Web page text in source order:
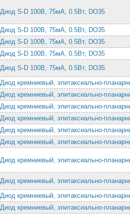
Диод S-D 100В, 75мА, 0.5Вт, DO35
Диод S-D 100В, 75мА, 0.5Вт, DO35
Диод S-D 100В, 75мА, 0.5Вт, DO35
Диод S-D 100В, 75мА, 0.5Вт, DO35
Диод S-D 100В, 75мА, 0.5Вт, DO35
Диод кремниевый, эпитаксиально-
Диод кремниевый, эпитаксиально-
Диод кремниевый, эпитаксиально-
Диод кремниевый, эпитаксиально-
Диод кремниевый, эпитаксиально-
Диод кремниевый, эпитаксиально-
Диод кремниевый, эпитаксиально-
Диод кремниевый, эпитаксиально-
Диод кремниевый, эпитаксиально-
Диод кремниевый, эпитаксиально-